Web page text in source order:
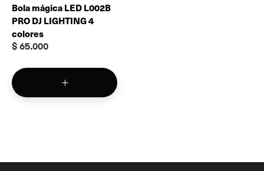
Bola mágica LED L002B
PRO DJ LIGHTING 4
colores
$ 65.000